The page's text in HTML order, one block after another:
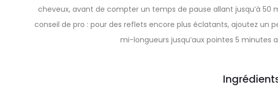
cheveux, avant de compter un temps de pause allant jusqu’à 50
conseil de pro : pour des reflets encore plus éclatants, ajoutez un
mi-longueurs jusqu’aux pointes 5 minutes